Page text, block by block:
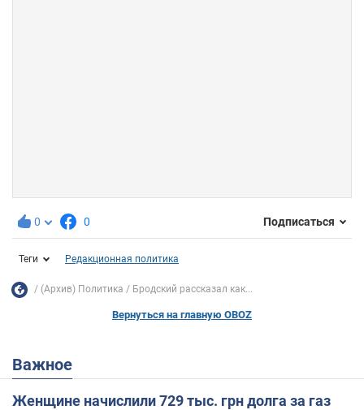
0 0 Подписаться
Теги Редакционная политика
(Архив) Политика Бродский рассказал как...
Вернуться на главную OBOZ
Важное
Женщине начислили 729 тыс. грн долга за газ